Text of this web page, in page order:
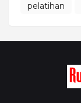
pelatihan